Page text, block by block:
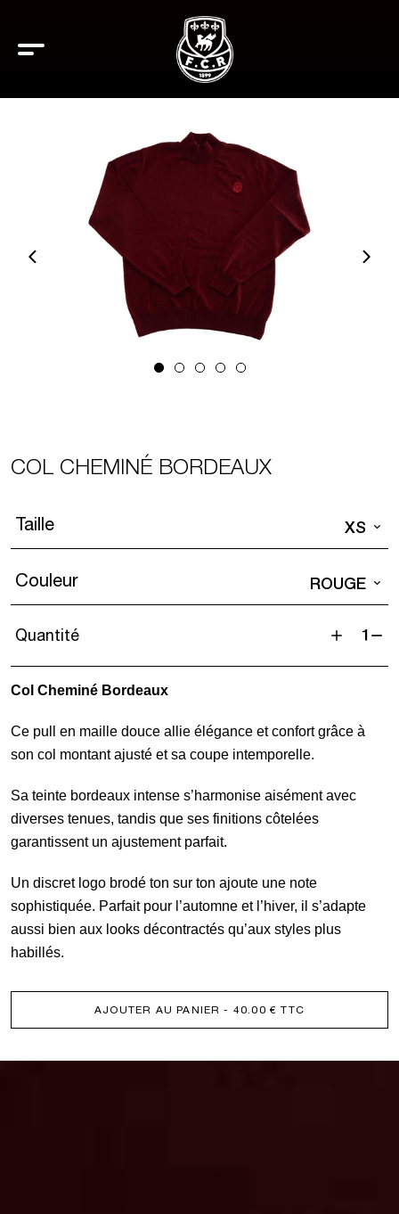
COL CHEMINÉ BORDEAUX
Taille XS
Couleur ROUGE
Quantité
quantité
de
Cheminé
Col Cheminé Bordeaux
Ce pull en maille douce allie élégance et confort grâce à
son col montant ajusté et sa coupe intemporelle.
Sa teinte bordeaux intense s’harmonise aisément avec
diverses tenues, tandis que ses finitions côtelées
garantissent un ajustement parfait.
Un discret logo brodé ton sur ton ajoute une note
sophistiquée. Parfait pour l’automne et l’hiver, il s’adapte
aussi bien aux looks décontractés qu’aux styles plus
habillés.
AJOUTER AU PANIER - 40.00 € TTC